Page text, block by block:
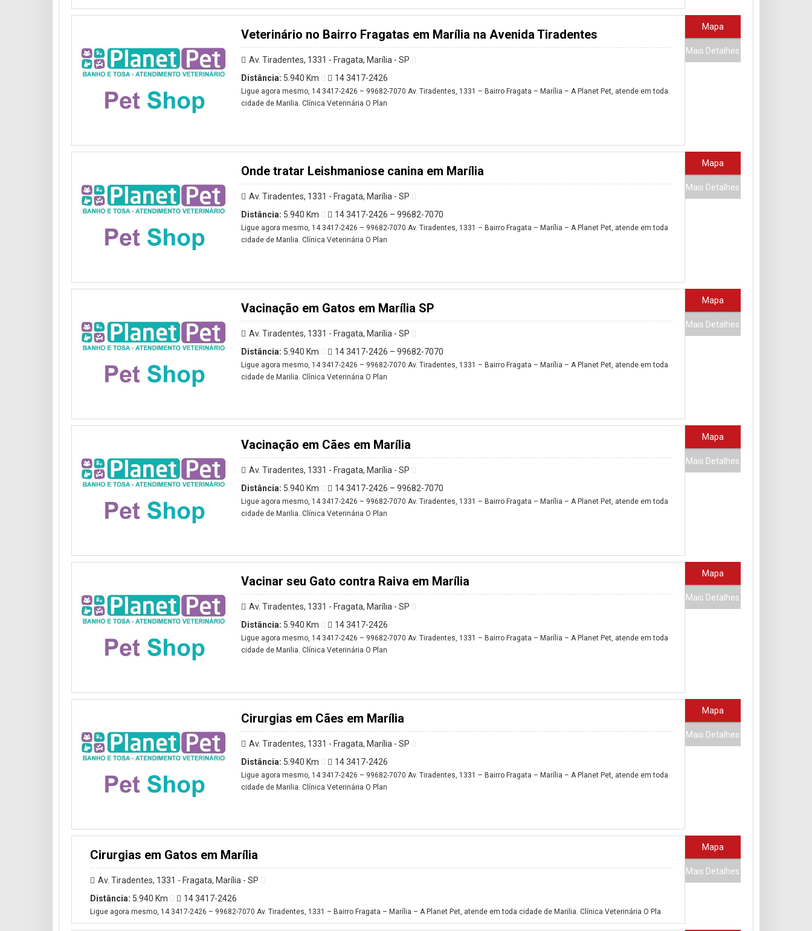
Veterinário no Bairro Fragatas em Marília na Avenida Tiradentes
Av. Tiradentes, 1331 - Fragata, Marília - SP
Distância: 5.940 Km 14 3417-2426
Ligue agora mesmo, 14 3417-2426 – 99682-7070 Av. Tiradentes, 1331 – Bairro Fragata – Marília – A Planet Pet, atende em toda
cidade de Marilia. Clínica Veterinária O Plan
Mapa
Mais Detalhes
Onde tratar Leishmaniose canina em Marília
Av. Tiradentes, 1331 - Fragata, Marília - SP
Distância: 5.940 Km 14 3417-2426 – 99682-7070
Ligue agora mesmo, 14 3417-2426 – 99682-7070 Av. Tiradentes, 1331 – Bairro Fragata – Marília – A Planet Pet, atende em toda
cidade de Marilia. Clínica Veterinária O Plan
Mapa
Mais Detalhes
Vacinação em Gatos em Marília SP
Av. Tiradentes, 1331 - Fragata, Marília - SP
Distância: 5.940 Km 14 3417-2426 – 99682-7070
Ligue agora mesmo, 14 3417-2426 – 99682-7070 Av. Tiradentes, 1331 – Bairro Fragata – Marília – A Planet Pet, atende em toda
cidade de Marilia. Clínica Veterinária O Plan
Mapa
Mais Detalhes
Vacinação em Cães em Marília
Av. Tiradentes, 1331 - Fragata, Marília - SP
Distância: 5.940 Km 14 3417-2426 – 99682-7070
Ligue agora mesmo, 14 3417-2426 – 99682-7070 Av. Tiradentes, 1331 – Bairro Fragata – Marília – A Planet Pet, atende em toda
cidade de Marilia. Clínica Veterinária O Plan
Mapa
Mais Detalhes
Vacinar seu Gato contra Raiva em Marília
Av. Tiradentes, 1331 - Fragata, Marília - SP
Distância: 5.940 Km 14 3417-2426
Ligue agora mesmo, 14 3417-2426 – 99682-7070 Av. Tiradentes, 1331 – Bairro Fragata – Marília – A Planet Pet, atende em toda
cidade de Marilia. Clínica Veterinária O Plan
Mapa
Mais Detalhes
Cirurgias em Cães em Marília
Av. Tiradentes, 1331 - Fragata, Marília - SP
Distância: 5.940 Km 14 3417-2426
Ligue agora mesmo, 14 3417-2426 – 99682-7070 Av. Tiradentes, 1331 – Bairro Fragata – Marília – A Planet Pet, atende em toda
cidade de Marilia. Clínica Veterinária O Plan
Mapa
Mais Detalhes
Cirurgias em Gatos em Marília
Av. Tiradentes, 1331 - Fragata, Marília - SP
Distância: 5.940 Km 14 3417-2426
Ligue agora mesmo, 14 3417-2426 – 99682-7070 Av. Tiradentes, 1331 – Bairro Fragata – Marília – A Planet Pet, atende em toda cidade de Marilia. Clínica Veterinária O Pla
Mapa
Mais Detalhes